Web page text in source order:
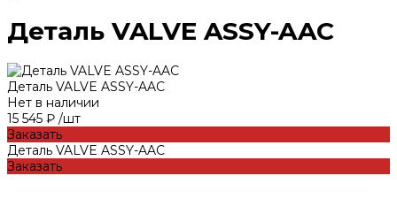
Деталь VALVE ASSY-AAC
Деталь VALVE ASSY-AAC
Нет в наличии
15 545 ₽ /шт
Заказать
Деталь VALVE ASSY-AAC
Заказать